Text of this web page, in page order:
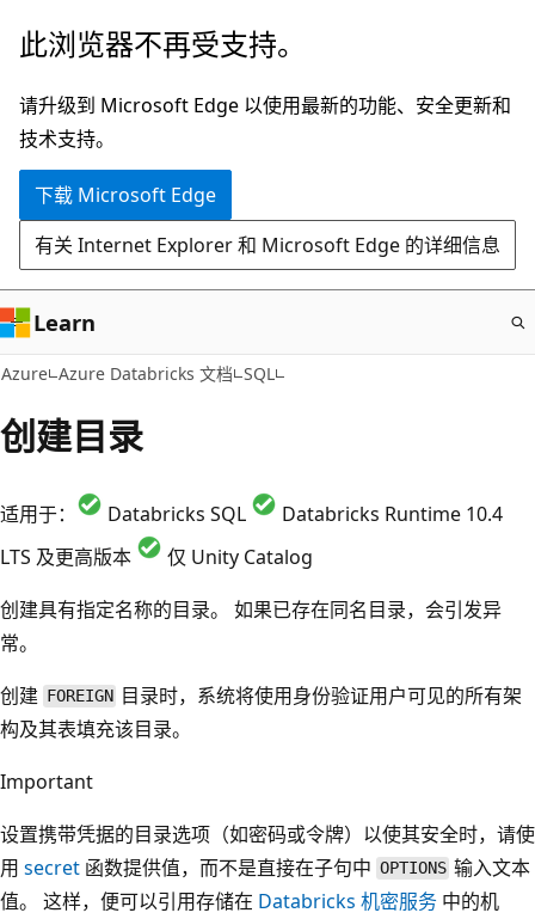
跳
主
要
内
此浏览器不再受支持。
请升级到 Microsoft Edge 以使用最新的功能、安全更新和
技术支持。
下载 Microsoft Edge
有关 Internet Explorer 和 Microsoft Edge 的详细信息
Learn
Azure Azure Databricks 文档 SQL
创建目录
适用于： Databricks SQL
Databricks Runtime 10.4
LTS 及更高版本
仅 Unity Catalog
创建具有指定名称的目录。 如果已存在同名目录，会引发异
常。
创建 FOREIGN 目录时，系统将使用身份验证用户可见的所有架
构及其表填充该目录。
Important
设置携带凭据的目录选项（如密码或令牌）以使其安全时，请使
用 secret 函数提供值，而不是直接在子句中 OPTIONS 输入文本
值。 这样，便可以引用存储在 Databricks 机密服务 中的机